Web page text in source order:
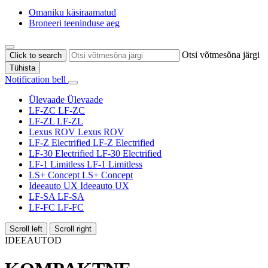
Omaniku käsiraamatud
Broneeri teeninduse aeg
Click to search Otsi võtmesõna järgi
Tühista
Notification bell
Ülevaade Ülevaade
LF-ZC LF-ZC
LF-ZL LF-ZL
Lexus ROV Lexus ROV
LF-Z Electrified LF-Z Electrified
LF-30 Electrified LF-30 Electrified
LF-1 Limitless LF-1 Limitless
LS+ Concept LS+ Concept
Ideeauto UX Ideeauto UX
LF-SA LF-SA
LF-FC LF-FC
Scroll left Scroll right
IDEEAUTOD